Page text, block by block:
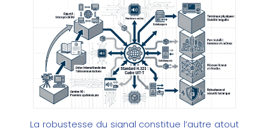
La robustesse du signal constitue l’autre atout